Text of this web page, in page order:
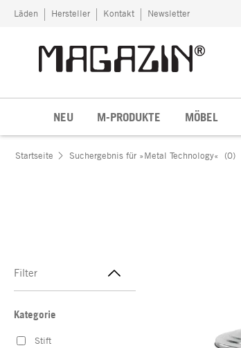
Zum Inhalt springen
Läden Hersteller Kontakt Newsletter
NEU M-PRODUKTE MÖBEL
Startseite Suchergebnis für »Metal Technology« (0)
Filter
Kategorie
Stift